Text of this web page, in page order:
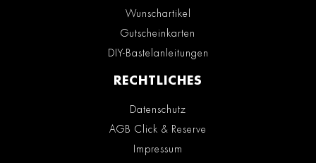
Wunschartikel
Gutscheinkarten
DIY-Bastelanleitungen
RECHTLICHES
Datenschutz
AGB Click & Reserve
Impressum